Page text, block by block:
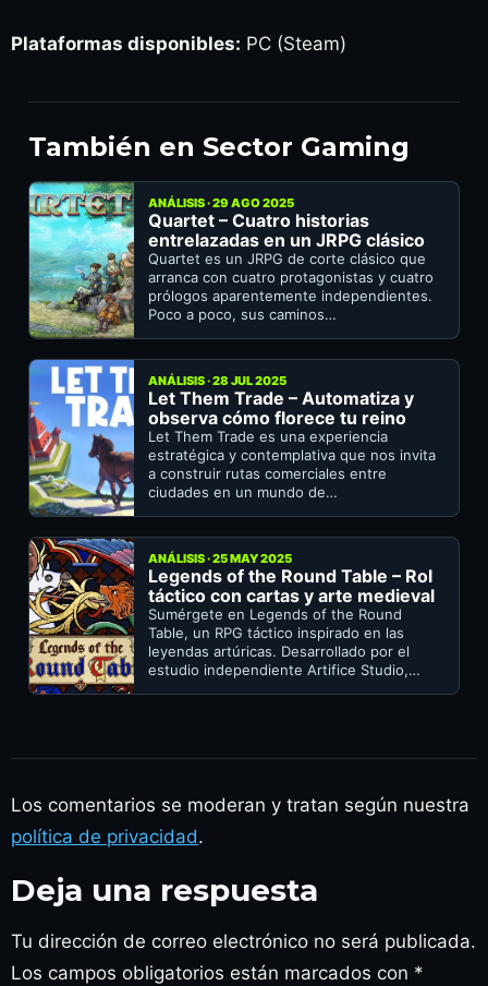
Plataformas disponibles: PC (Steam)
También en Sector Gaming
ANÁLISIS · 29 AGO 2025
Quartet – Cuatro historias
entrelazadas en un JRPG clásico
Quartet es un JRPG de corte clásico que
arranca con cuatro protagonistas y cuatro
prólogos aparentemente independientes.
Poco a poco, sus caminos…
ANÁLISIS · 28 JUL 2025
Let Them Trade – Automatiza y
observa cómo florece tu reino
Let Them Trade es una experiencia
estratégica y contemplativa que nos invita
a construir rutas comerciales entre
ciudades en un mundo de…
ANÁLISIS · 25 MAY 2025
Legends of the Round Table – Rol
táctico con cartas y arte medieval
Sumérgete en Legends of the Round
Table, un RPG táctico inspirado en las
leyendas artúricas. Desarrollado por el
estudio independiente Artifice Studio,…
Los comentarios se moderan y tratan según nuestra
política de privacidad.
Deja una respuesta
Tu dirección de correo electrónico no será publicada.
Los campos obligatorios están marcados con *